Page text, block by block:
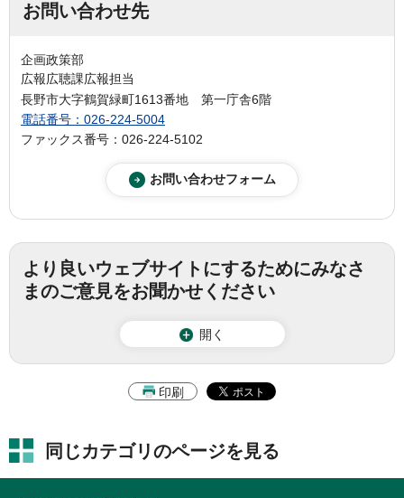
お問い合わせ先
企画政策部
広報広聴課広報担当
長野市大字鶴賀緑町1613番地 第一庁舎6階
電話番号：026-224-5004
ファックス番号：026-224-5102
より良いウェブサイトにするためにみなさ
まのご意見をお聞かせください
開く
印刷
同じカテゴリのページを見る